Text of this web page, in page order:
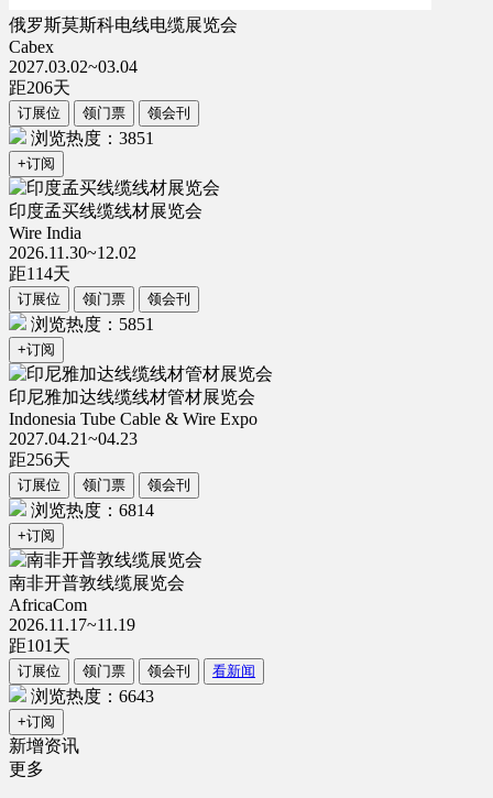
俄罗斯莫斯科电线电缆展览会
Cabex
2027.03.02~03.04
距206天
订展位 领门票 领会刊
浏览热度：3851
+订阅
印度孟买线缆线材展览会
Wire India
2026.11.30~12.02
距114天
订展位 领门票 领会刊
浏览热度：5851
+订阅
印尼雅加达线缆线材管材展览会
Indonesia Tube Cable & Wire Expo
2027.04.21~04.23
距256天
订展位 领门票 领会刊
浏览热度：6814
+订阅
南非开普敦线缆展览会
AfricaCom
2026.11.17~11.19
距101 天
订展位 领门票 领会刊 看新闻
浏览热度：6643
+订阅
新增资讯
更多